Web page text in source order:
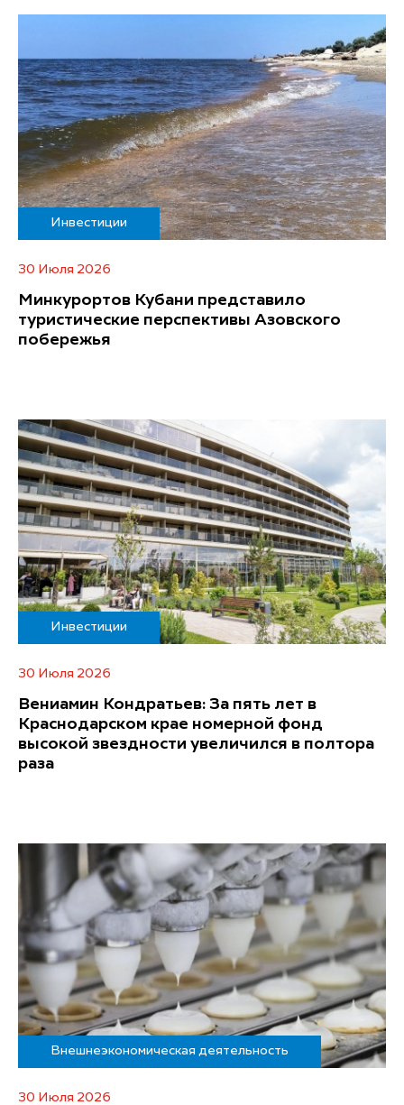
Инвестиции
30 Июля 2026
Минкурортов Кубани представило
туристические перспективы Азовского
побережья
Инвестиции
30 Июля 2026
Вениамин Кондратьев: За пять лет в
Краснодарском крае номерной фонд
высокой звездности увеличился в полтора
раза
Внешнеэкономическая деятельность
30 Июля 2026